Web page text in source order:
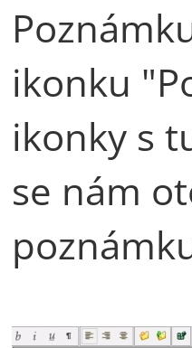
ikonku
ikonky s
se nám